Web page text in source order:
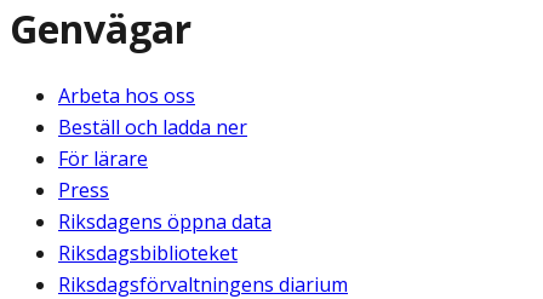
Genvägar
Arbeta hos oss
Beställ och ladda ner
För lärare
Press
Riksdagens öppna data
Riksdagsbiblioteket
Riksdagsförvaltningens diarium